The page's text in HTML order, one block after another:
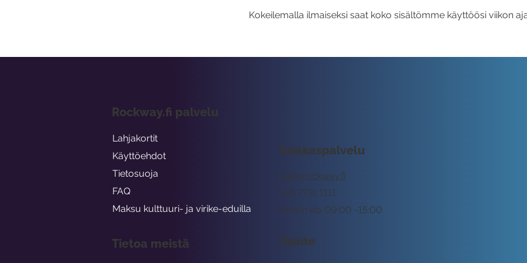
Kokeilemalla ilmaiseksi saat koko sisältömme käyttöösi viikon
Asiakaspalvelu
tuki@rockway.fi
Arkisin klo 09:00 -15:00
045 7731 1111
Osoite
Rockway.fi palvelu
Lahjakortit
Käyttöehdot
Tietosuoja
FAQ
Maksu kulttuuri- ja virike-eduilla
Tietoa meistä